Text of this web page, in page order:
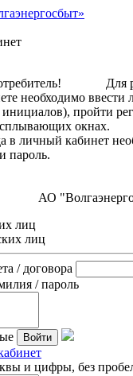
Для
необходимо ввести
пройти
в
кабинет
счет и
лиц
лиц
/ договора
/ пароль
Войти
и цифры, без